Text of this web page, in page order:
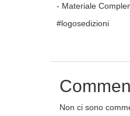
- Materiale
#logosedizioni
Non ci sono